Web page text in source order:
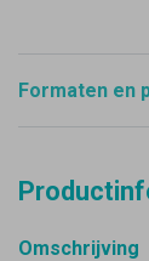
Formaten en
Omschrijving